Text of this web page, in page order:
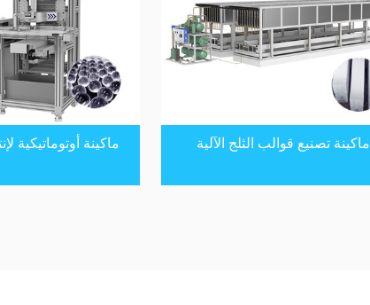
ماكينة تصنيع قوالب الثلج الآلية ماكينة أوتوماتيكية